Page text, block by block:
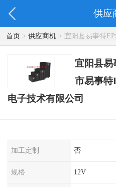
供应
首页> 供应商机> 宜阳县易事特
型号 洛阳迎疆电子技术有限公司
宜阳县易
市易事特
电子技术有限公司
加工定制 否
规格 12V